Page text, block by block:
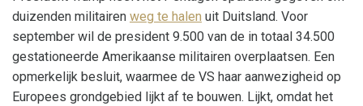
duizenden militairen weg te halen uit Duitsland. Voor
september wil de president 9.500 van de in totaal 34.500
gestationeerde Amerikaanse militairen overplaatsen. Een
opmerkelijk besluit, waarmee de VS haar aanwezigheid op
Europees grondgebied lijkt af te bouwen. Lijkt, omdat het